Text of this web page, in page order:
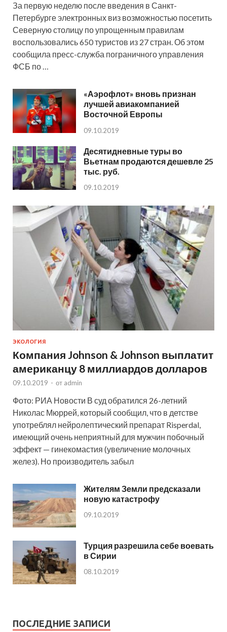
За первую неделю после введения в Санкт-
Петербурге электронных виз возможностью посетить
Северную столицу по упрощенным правилам
воспользовались 650 туристов из 27 стран. Об этом
сообщила пресс-служба пограничного управления
ФСБ по …
«Аэрофлот» вновь признан
лучшей авиакомпанией
Восточной Европы
09.10.2019
Десятидневные туры во
Вьетнам продаются дешевле 25
тыс. руб.
09.10.2019
ЭКОЛОГИЯ
Компания Johnson & Johnson выплатит
американцу 8 миллиардов долларов
09.10.2019 - от admin
Фото: РИА Новости В суд обратился 26-летний
Николас Мюррей, который сообщил, что в детстве
употреблял нейролептический препарат Risperdal,
имеющий очень неприятный для мужчин побочный
эффект — гинекомастия (увеличение молочных
желез). Но производитель забыл
Жителям Земли предсказали
новую катастрофу
09.10.2019
Турция разрешила себе воевать
в Сирии
08.10.2019
ПОСЛЕДНИЕ ЗАПИСИ